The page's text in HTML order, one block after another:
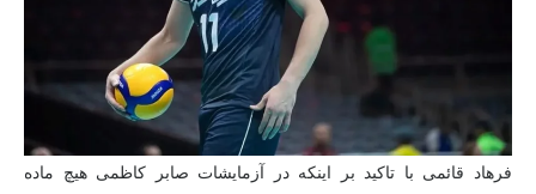
فرهاد قائمی با تاکید بر اینکه در آزمایشات صابر کاظمی هیچ ماده